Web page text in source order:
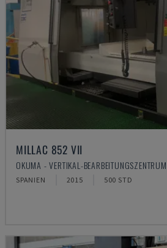
MILLAC 852 VII
OKUMA - VERTIKAL-BEARBEITUNGSZENTRUM
SPANIEN 2015 500 STD